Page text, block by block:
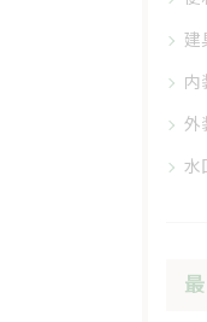
建
内
外
水